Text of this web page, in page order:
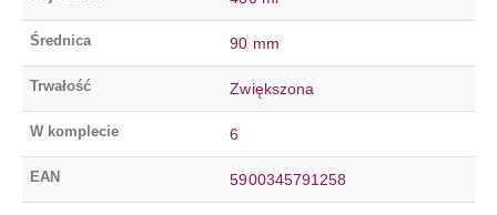
Średnica 90 mm
Trwałość Zwiększona
W komplecie 6
EAN 5900345791258